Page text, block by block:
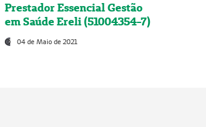
Prestador Essencial Gestão
em Saúde Ereli (51004354-7)
04 de Maio de 2021